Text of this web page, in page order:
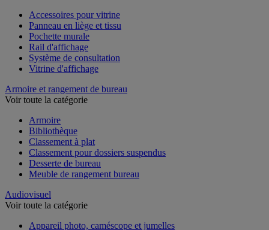
Accessoires pour vitrine
Panneau en liège et tissu
Pochette murale
Rail d'affichage
Système de consultation
Vitrine d'affichage
Armoire et rangement de bureau
Voir toute la catégorie
Armoire
Bibliothèque
Classement à plat
Classement pour dossiers suspendus
Desserte de bureau
Meuble de rangement bureau
Audiovisuel
Voir toute la catégorie
Appareil photo, caméscope et jumelles